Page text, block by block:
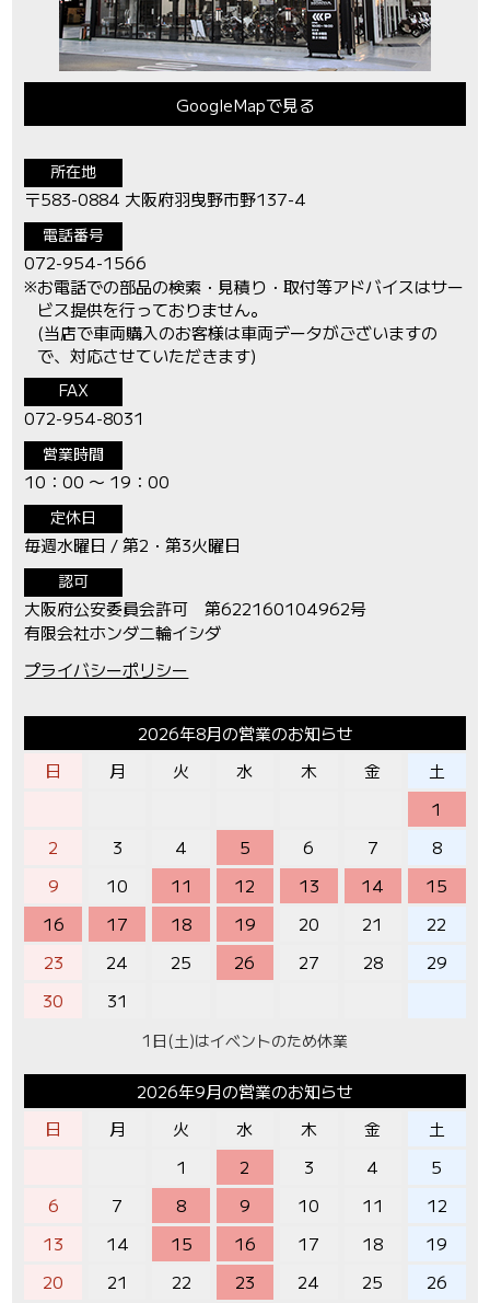
所在地
〒583-0884 大阪府羽曳野市野137-4
電話番号
072-954-1566
※お電話での部品の検索・見積り・取付等アドバイスはサー
ビス提供を行っておりません。
(当店で車両購入のお客様は車両データがございますの
で、対応させていただきます)
FAX
072-954-8031
営業時間
10：00 〜 19：00
定休日
毎週水曜日 / 第2・第3火曜日
認可
大阪府公安委員会許可 第622160104962号
有限会社ホンダ二輪イシダ
プライバシーポリシー
GoogleMapで見る
2026年8月の営業のお知らせ
日
月 火 水 木 金
土
1
2
3 4 5 6 7
8
9
10 11 12 13 14
15
16
17 18 19 20 21
22
23
24 25 26 27 28
29
30
31
1日(土)はイベントのため休業
2026年9月の営業のお知らせ
日
月 火 水 木 金
土
1
2 3 4
5
6
7 8 9 10 11
12
13
14 15 16 17 18
19
20
21 22 23 24 25
26